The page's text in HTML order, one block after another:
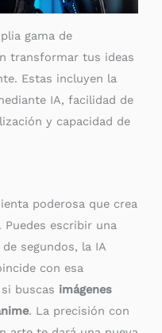
gama de
transformar tus ideas
Estas incluyen la
IA, facilidad de
y capacidad de
poderosa que crea
Puedes escribir una
segundos, la IA
con esa
buscas imágenes
. La precisión con